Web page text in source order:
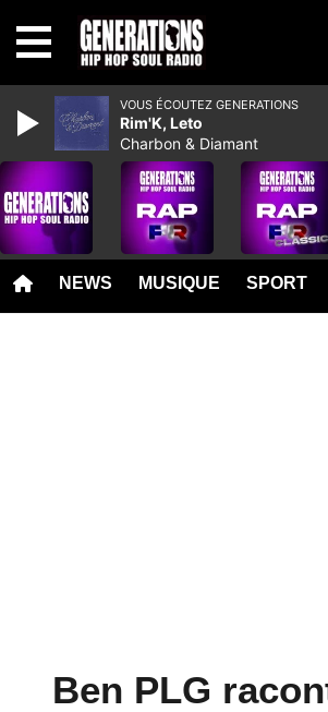
NEWS MUSIQUE SPORT
Ben PLG
VOUS ÉCOUTEZ GENERATIONS
Rim'K, Leto
Charbon & Diamant